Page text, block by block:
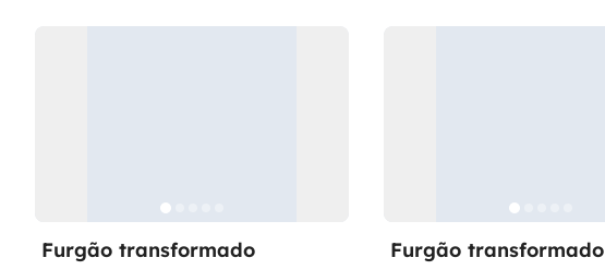
Furgão transformado Furgão transformado